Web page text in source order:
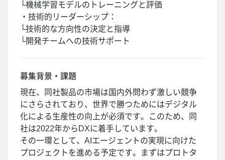
└機械学習モデルのトレーニングと評価
・技術的リーダーシップ：
└技術的な方向性の決定と指導
└開発チームへの技術サポート
募集背景・課題
現在、同社製品の市場は国内外問わず激しい競争
にさらされており、世界で勝つためにはデジタル
化による生産性の向上が必須です。このため、同
社は2022年からDXに着手しています。
その一環として、AIエージェントの実現に向けた
プロジェクトを進める予定です。まずはプロトタ